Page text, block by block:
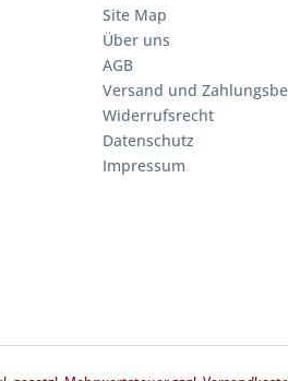
Site Map
Über uns
AGB
Versand und
Widerrufsrecht
Datenschutz
Impressum